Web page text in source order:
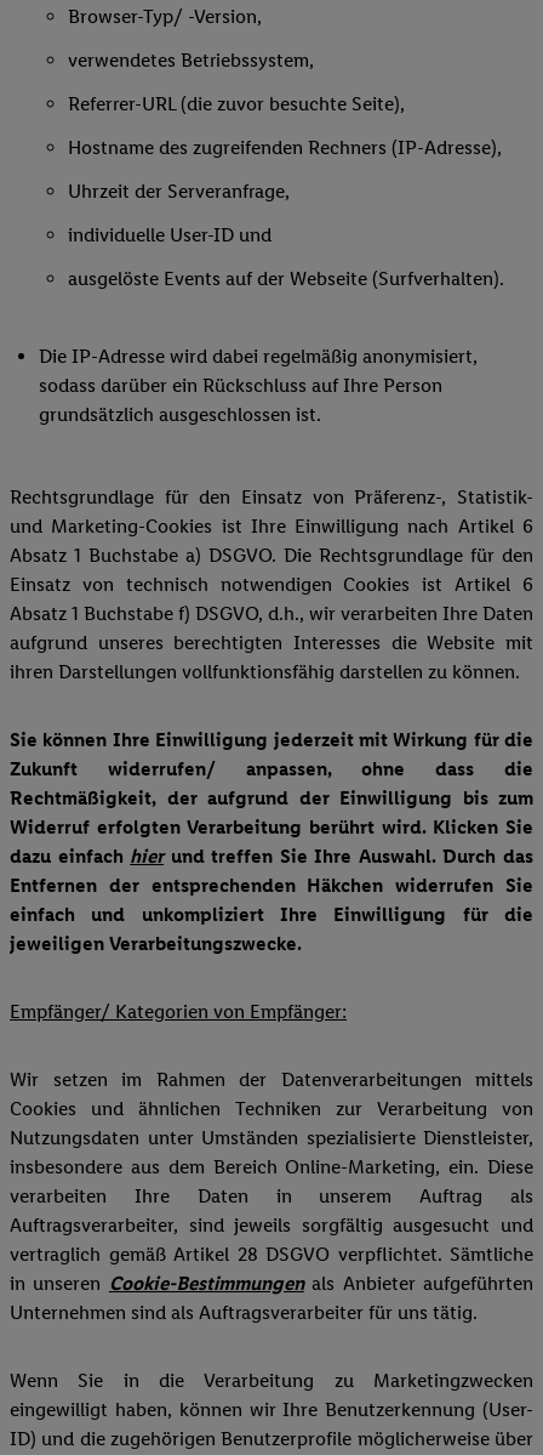
Browser-Typ/ -Version,
verwendetes Betriebssystem,
Referrer-URL (die zuvor besuchte Seite),
Hostname des zugreifenden Rechners (IP-Adresse),
Uhrzeit der Serveranfrage,
individuelle User-ID und
ausgelöste Events auf der Webseite (Surfverhalten).
Die IP-Adresse wird dabei regelmäßig anonymisiert,
sodass darüber ein Rückschluss auf Ihre Person
grundsätzlich ausgeschlossen ist.
Rechtsgrundlage für den Einsatz von Präferenz-, Statistik-
und Marketing-Cookies ist Ihre Einwilligung nach Artikel 6
Absatz 1 Buchstabe a) DSGVO. Die Rechtsgrundlage für den
Einsatz von technisch notwendigen Cookies ist Artikel 6
Absatz 1 Buchstabe f) DSGVO, d.h., wir verarbeiten Ihre Daten
aufgrund unseres berechtigten Interesses die Website mit
ihren Darstellungen vollfunktionsfähig darstellen zu können.
Sie können Ihre Einwilligung jederzeit mit Wirkung für die
Zukunft widerrufen/ anpassen, ohne dass die
Rechtmäßigkeit, der aufgrund der Einwilligung bis zum
Widerruf erfolgten Verarbeitung berührt wird. Klicken Sie
dazu einfach hierund treffen Sie Ihre Auswahl. Durch das
Entfernen der entsprechenden Häkchen widerrufen Sie
einfach und unkompliziert Ihre Einwilligung für die
jeweiligen Verarbeitungszwecke.
Empfänger/ Kategorien von Empfänger:
Wir setzen im Rahmen der Datenverarbeitungen mittels
Cookies und ähnlichen Techniken zur Verarbeitung von
Nutzungsdaten unter Umständen spezialisierte Dienstleister,
insbesondere aus dem Bereich Online-Marketing, ein. Diese
verarbeiten Ihre Daten in unserem Auftrag als
Auftragsverarbeiter, sind jeweils sorgfältig ausgesucht und
vertraglich gemäß Artikel 28 DSGVO verpflichtet. Sämtliche
in unseren Cookie-Bestimmungenals Anbieter aufgeführten
Unternehmen sind als Auftragsverarbeiter für uns tätig.
Wenn Sie in die Verarbeitung zu Marketingzwecken
eingewilligt haben, können wir Ihre Benutzerkennung (User-
ID) und die zugehörigen Benutzerprofile möglicherweise über